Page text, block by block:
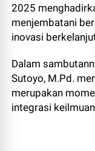
2025
menjembatani
inovasi
Dalam
Sutoyo, M.Pd.
merupakan
integrasi